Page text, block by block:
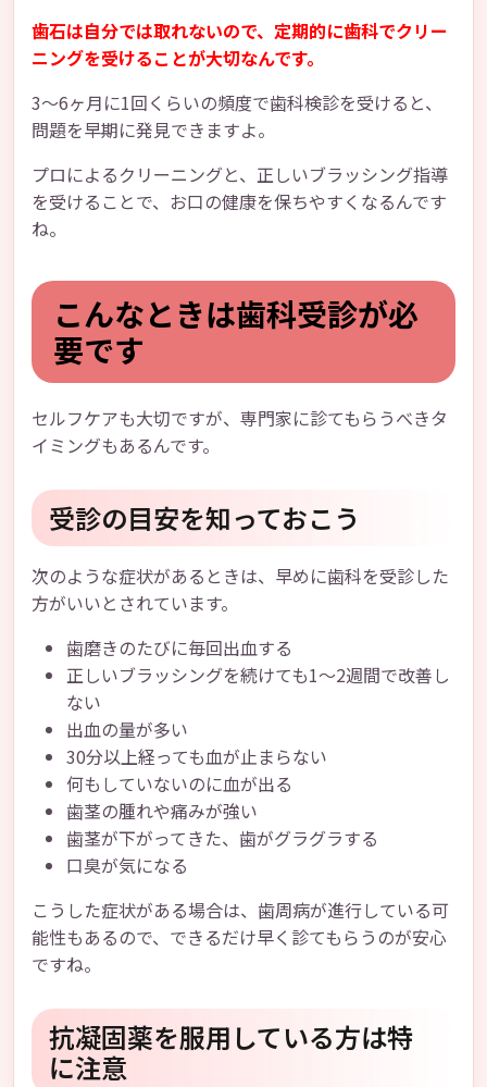
歯石は自分では取れないので、定期的に歯科でクリー
ニングを受けることが大切なんです。
3〜6ヶ月に1回くらいの頻度で歯科検診を受けると、
問題を早期に発見できますよ。
プロによるクリーニングと、正しいブラッシング指導
を受けることで、お口の健康を保ちやすくなるんです
ね。
こんなときは歯科受診が必
要です
セルフケアも大切ですが、専門家に診てもらうべきタ
イミングもあるんです。
受診の目安を知っておこう
次のような症状があるときは、早めに歯科を受診した
方がいいとされています。
歯磨きのたびに毎回出血する
正しいブラッシングを続けても1〜2週間で改善し
ない
出血の量が多い
30分以上経っても血が止まらない
何もしていないのに血が出る
歯茎の腫れや痛みが強い
歯茎が下がってきた、歯がグラグラする
口臭が気になる
こうした症状がある場合は、歯周病が進行している可
能性もあるので、できるだけ早く診てもらうのが安心
ですね。
抗凝固薬を服用している方は特
に注意